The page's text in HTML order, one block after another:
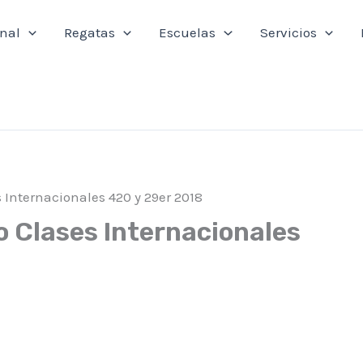
Regatas Escuelas Servicios
420 y 29er 2018
Clases Internacionales